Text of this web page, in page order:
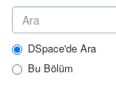
DSpace'de Ara
Bu Bölüm